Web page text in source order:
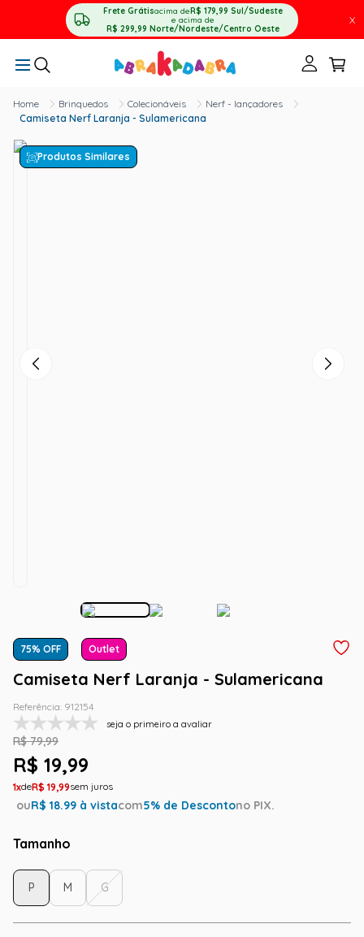
Frete Grátisacima deR$ 179,99 Sul/Sudeste
e acima de
R$ 299,99 Norte/Nordeste/Centro Oeste
X
Brinquedos Colecionáveis
Nerf - lançadores
Camiseta Nerf Laranja - Sulamericana
Produtos Similares
75% OFF Outlet
Camiseta Nerf Laranja - Sulamericana
Referência: 912154
seja o primeiro a avaliar
R$ 79,99
R$ 19,99
1 R$ 19,99
ouR$ 18.99 à vistacom5% de Descontono PIX.
Tamanho
P M G